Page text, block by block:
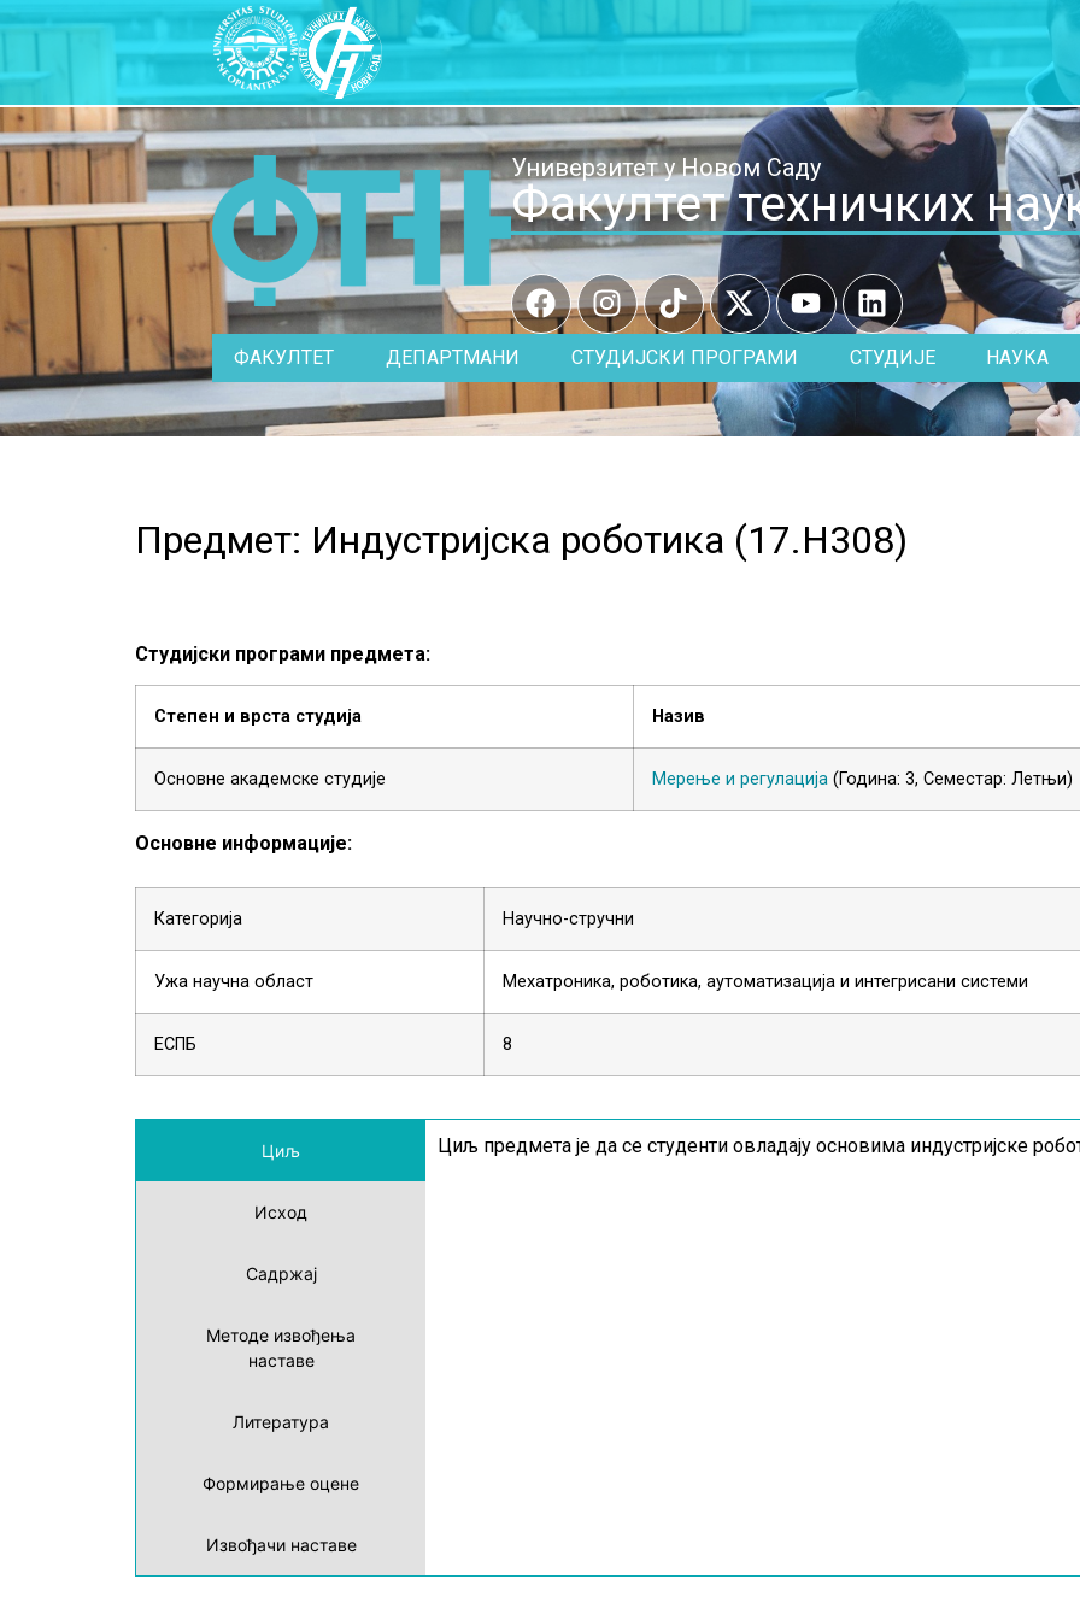
Универзитет у Новом Саду
Факултет техничких
ФАКУЛТЕТ ДЕПАРТМАНИ СТУДИЈСКИ ПРОГРАМИ СТУДИЈЕ НАУКА
Предмет: Индустријска роботика (17.H308)
Студијски програми предмета:
Степен и врста студија Назив
Основне академске студије Мерење и регулација (Година: 3, Семестар: Летњи)
Основне информације:
Категорија Научно-стручни
Ужа научна област Мехатроника, роботика, аутоматизација и интегрисани системи
ЕСПБ 8
Циљ
Исход
Садржај
Методе извођења
наставе
Литература
Формирање оцене
Извођачи наставе
Циљ предмета је да се студенти овладају основима индустријске